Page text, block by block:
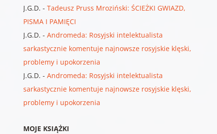
J.G.D. - Tadeusz Pruss Mroziński: ŚCIEŻKI GWIAZD,
PISMA I PAMIĘCI
J.G.D. - Andromeda: Rosyjski intelektualista
sarkastycznie komentuje najnowsze rosyjskie klęski,
problemy i upokorzenia
J.G.D. - Andromeda: Rosyjski intelektualista
sarkastycznie komentuje najnowsze rosyjskie klęski,
problemy i upokorzenia
MOJE KSIĄŻKI